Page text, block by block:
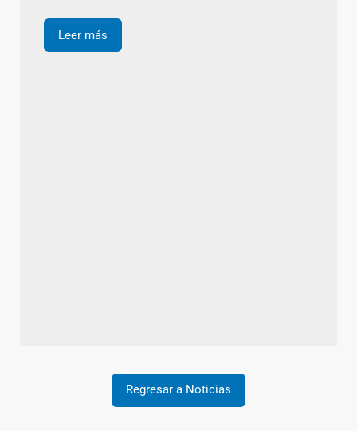
Leer más
Regresar a Noticias